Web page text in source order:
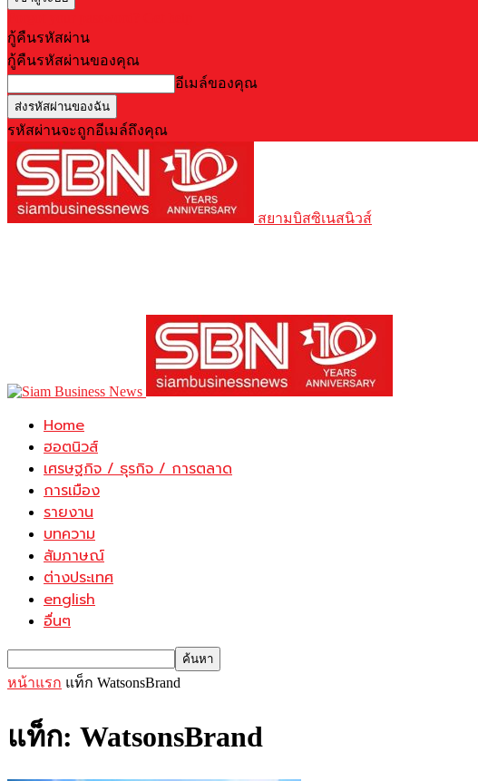
กู้คืนรหัสผ่าน
กู้คืนรหัสผ่านของคุณ
อีเมล์ของคุณ
รหัสผ่านจะถูกอีเมล์ถึงคุณ
สยามบิสซิเนสนิวส์
Home
ฮอตนิวส์
เศรษฐกิจ / ธุรกิจ / การตลาด
การเมือง
รายงาน
บทความ
สัมภาษณ์
ต่างประเทศ
english
อื่นๆ
หน้าแรก แท็ก WatsonsBrand
แท็ก: WatsonsBrand